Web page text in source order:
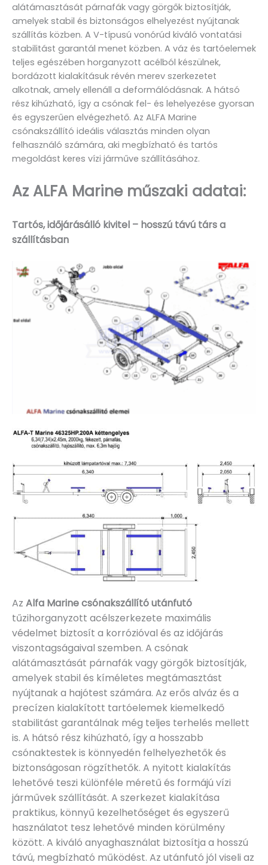
alátámasztását párnafák vagy görgők biztosítják,
amelyek stabil és biztonságos elhelyezést nyújtanak
szállítás közben. A V-típusú vonórúd kiváló vontatási
stabilitást garantál menet közben. A váz és tartóelemek
teljes egészében horganyzott acélból készülnek,
bordázott kialakításuk révén merev szerkezetet
alkotnak, amely ellenáll a deformálódásnak. A hátsó
rész kihúzható, így a csónak fel- és lehelyezése gyorsan
és egyszerűen elvégezhető. Az ALFA Marine
csónakszállító ideális választás minden olyan
felhasználó számára, aki megbízható és tartós
megoldást keres vízi járműve szállításához.
Az ALFA Marine műszaki adatai:
Tartós, időjárásálló kivitel – hosszú távú társ a
szállításban
Az Alfa Marine csónakszállító utánfutó
tűzihorganyzott acélszerkezete maximális
védelmet biztosít a korrózióval és az időjárás
viszontagságaival szemben. A csónak
alátámasztását párnafák vagy görgők biztosítják,
amelyek stabil és kíméletes megtámasztást
nyújtanak a hajótest számára. Az erős alváz és a
precízen kialakított tartóelemek kiemelkedő
stabilitást garantálnak még teljes terhelés mellett
is. A hátsó rész kihúzható, így a hosszabb
csónaktestek is könnyedén felhelyezhetők és
biztonságosan rögzíthetők. A nyitott kialakítás
lehetővé teszi különféle méretű és formájú vízi
járművek szállítását. A szerkezet kialakítása
praktikus, könnyű kezelhetőséget és egyszerű
használatot tesz lehetővé minden körülmény
között. A kiváló anyaghasználat biztosítja a hosszú
távú, megbízható működést. Az utánfutó jól viseli az